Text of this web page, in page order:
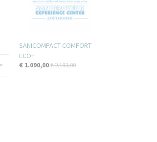
SANICOMPACT COMFORT
ECO+
€ 1.090,00€ 2.183,00